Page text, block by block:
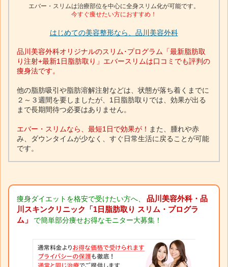
エバー・スリムは治療部位を中心に全身スリム化が可能です。
今すぐ痩せたい方におすすめ！
はじめての美容整形なら、品川美容外科
品川美容外科オリジナルのスリム･プログラム「最新脂肪取
り注射+最新1日脂肪取り」エバースリムは口コミでも評判の
痩身法です。
他の脂肪吸引や脂肪溶解注射などは、状態が落ち着くまでに
２～３週間を要しましたが、1日脂肪取りでは、効果が出る
まで長期間待つ必要はありません。
エバー・スリムなら、最短1日で効果が！ また、腫れや赤
み、ダウンタイムが少なく、すぐ日常生活に戻ることが可能
です。
痩身ダイエットを格安で受けたい方へ、
品川美容外科・品
川スキンクリニック「1日脂肪取り スリム・プログラ
ム」
で簡単部分痩せお得なモニター大募集！